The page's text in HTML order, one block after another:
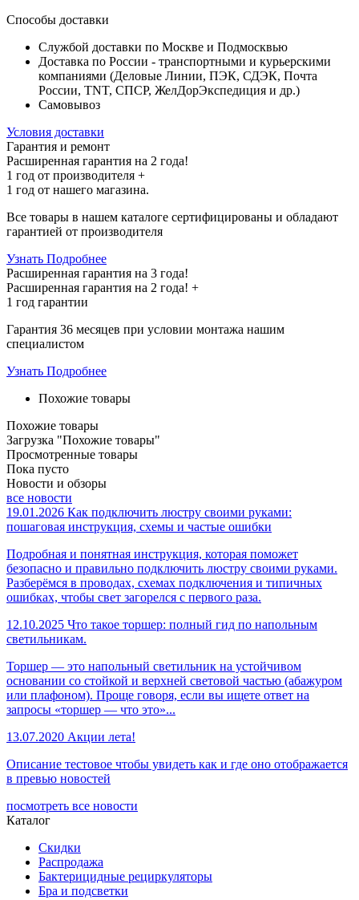
Способы доставки
Службой доставки по Москве и Подмосквью
Доставка по России - транспортными и курьерскими
компаниями (Деловые Линии, ПЭК, СДЭК, Почта
России, TNT, СПСР, ЖелДорЭкспедиция и др.)
Самовывоз
Условия доставки
Гарантия и ремонт
Расширенная гарантия на 2 года!
1 год от производителя +
1 год от нашего магазина.
Все товары в нашем каталоге сертифицированы и обладают
гарантией от производителя
Узнать Подробнее
Расширенная гарантия на 3 года!
Расширенная гарантия на 2 года! +
1 год гарантии
Гарантия 36 месяцев при условии монтажа нашим
специалистом
Узнать Подробнее
Похожие товары
Похожие товары
Загрузка "Похожие товары"
Просмотренные товары
Пока пусто
Новости и обзоры
все новости
19.01.2026 Как подключить люстру своими руками:
пошаговая инструкция, схемы и частые ошибки
Подробная и понятная инструкция, которая поможет
безопасно и правильно подключить люстру своими руками.
Разберёмся в проводах, схемах подключения и типичных
ошибках, чтобы свет загорелся с первого раза.
12.10.2025 Что такое торшер: полный гид по напольным
светильникам.
Торшер — это напольный светильник на устойчивом
основании со стойкой и верхней световой частью (абажуром
или плафоном). Проще говоря, если вы ищете ответ на
запросы «торшер — что это»...
13.07.2020 Акции лета!
Описание тестовое чтобы увидеть как и где оно отображается
в превью новостей
посмотреть все новости
Каталог
Скидки
Распродажа
Бактерицидные рециркуляторы
Бра и подсветки